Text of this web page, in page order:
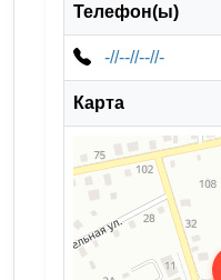
Телефон(ы)
-//--//--//-
Карта
Вещевой рынок
Вещевой рынок в